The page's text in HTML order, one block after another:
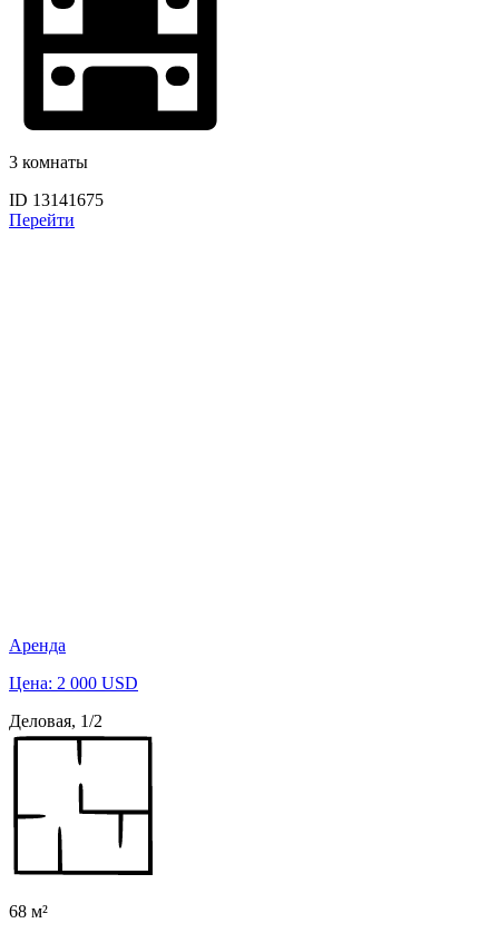
3 комнаты
ID 13141675
Перейти
Аренда
Цена: 2 000 USD
Деловая, 1/2
68 м²